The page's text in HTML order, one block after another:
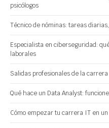
psicólogos
Técnico de nóminas: tareas
Especialista en ciberseguridad:
laborales
Salidas profesionales de la
Qué hace un Data Analyst:
Cómo empezar tu carrera IT en